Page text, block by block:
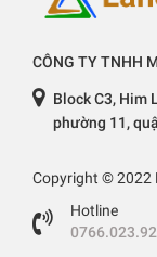
CÔNG TY TNHH
Block C3, Him
phường 11,
Copyright © 2022
Hotline